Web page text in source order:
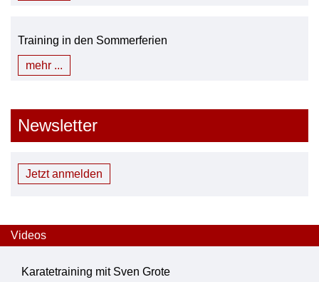
Training in den Sommerferien
mehr ...
Newsletter
Jetzt anmelden
Videos
Karatetraining mit Sven Grote